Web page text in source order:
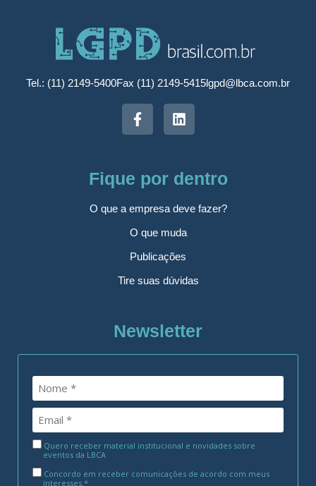
Tel.: (11) 2149-5400Fax (11) 2149-5415lgpd@lbca.com.br
Fique por dentro
O que a empresa deve fazer?
O que muda
Publicações
Tire suas dúvidas
Newsletter
Quero receber material institucional e novidades sobre
eventos da LBCA
Concordo em receber comunicações de acordo com meus
interesses.*